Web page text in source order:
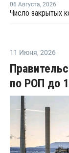
06 Августа, 2026
11 Июня, 2026
по РОП до